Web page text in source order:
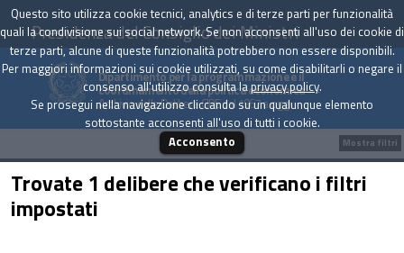
Presidenza del Consiglio dei Ministri
Dipartimento per la programmazione e il
coordinamento della politica economica
Archivio delle Delibere CIPE dal 1967 a oggi
Trovate 1 delibere che verificano i filtri
impostati
Mostra filtri
Questo sito utilizza cookie tecnici, analytics e di terze parti per funzionalità
quali la condivisione sui social network. Se non acconsenti all'uso dei cookie di
terze parti, alcune di queste funzionalità potrebbero non essere disponibili.
Per maggiori informazioni sui cookie utilizzati, su come disabilitarli o negare il
consenso all'utilizzo consulta laprivacy policy.
Se prosegui nella navigazione cliccando su un qualunque elemento
sottostante acconsenti all'uso di tutti i cookie.
Acconsento